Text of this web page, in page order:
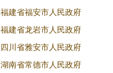
福建省福安市人民政府
福建省龙岩市人民政府
四川省雅安市人民政府
湖南省常德市人民政府